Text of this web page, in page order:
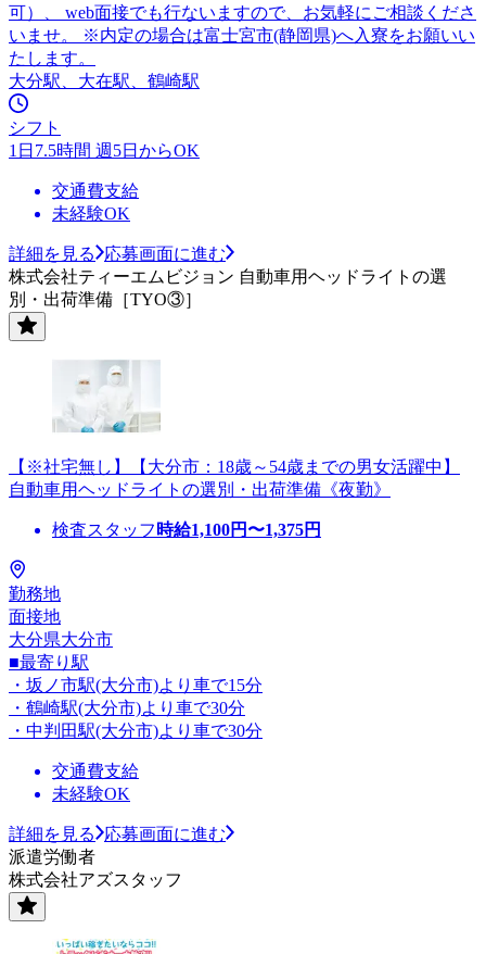
可）、 web面接でも行ないますので、お気軽にご相談くださ
いませ。 ※内定の場合は富士宮市(静岡県)へ入寮をお願いい
たします。
大分駅、大在駅、鶴崎駅
シフト
1日7.5時間 週5日からOK
交通費支給
未経験OK
詳細を見る
応募画面に進む
株式会社ティーエムビジョン 自動車用ヘッドライトの選
別・出荷準備［TYO③］
【※社宅無し】【大分市：18歳～54歳までの男女活躍中】
自動車用ヘッドライトの選別・出荷準備《夜勤》
検査スタッフ 時給1,100円〜1,375円
勤務地
面接地
大分県大分市
■最寄り駅
・坂ノ市駅(大分市)より車で15分
・鶴崎駅(大分市)より車で30分
・中判田駅(大分市)より車で30分
交通費支給
未経験OK
詳細を見る
応募画面に進む
派遣労働者
株式会社アズスタッフ